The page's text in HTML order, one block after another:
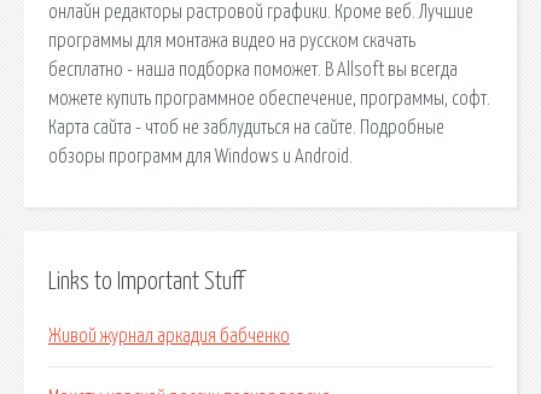
онлайн редакторы растровой графики. Кроме веб. Лучшие
программы для монтажа видео на русском скачать
бесплатно - наша подборка поможет. В Allsoft вы всегда
можете купить программное обеспечение, программы, софт.
Карта сайта - чтоб не заблудиться на сайте. Подробные
обзоры программ для Windows и Android.
Links to Important Stuff
Живой журнал аркадия бабченко